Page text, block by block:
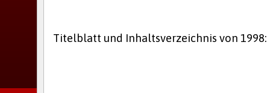
Titelblatt und Inhaltsverzeichnis von 1998: